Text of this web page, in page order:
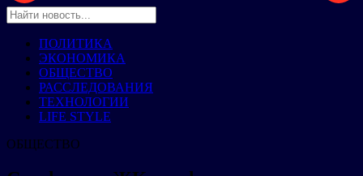
ПОЛИТИКА
ЭКОНОМИКА
ОБЩЕСТВО
РАССЛЕДОВАНИЯ
ТЕХНОЛОГИИ
LIFE STYLE
ОБЩЕСТВО